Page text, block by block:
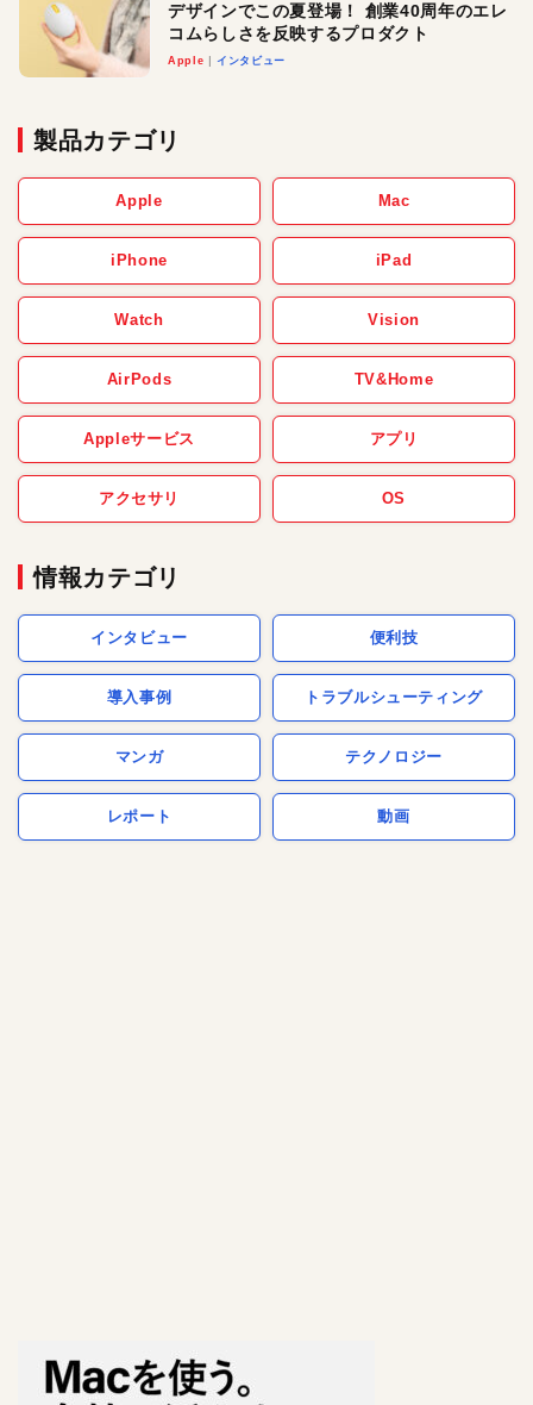
デザインでこの夏登場！ 創業40周年のエレ
コムらしさを反映するプロダクト
Apple インタビュー
製品カテゴリ
Apple Mac
iPhone iPad
Watch Vision
AirPods TV&Home
Appleサービス アプリ
アクセサリ OS
情報カテゴリ
インタビュー 便利技
導入事例 トラブルシューティング
マンガ テクノロジー
レポート 動画